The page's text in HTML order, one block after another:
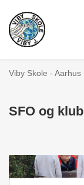
Viby Skole - Aarhus
SFO og klub